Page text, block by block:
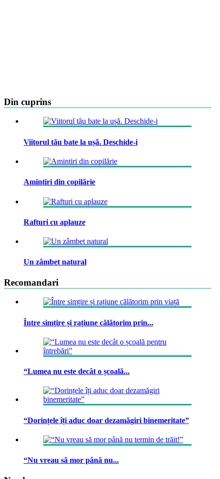
Din cuprins
Viitorul tău bate la ușă. Deschide-i
Amintiri din copilărie
Rafturi cu aplauze
Un zâmbet natural
Recomandari
Între simțire și rațiune călătorim prin...
“Lumea nu este decât o școală...
“Dorințele îți aduc doar dezamăgiri binemeritate”
“Nu vreau să mor până nu...